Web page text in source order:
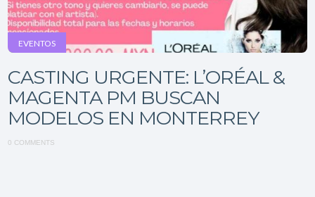
EVENTOS
CASTING URGENTE: L’ORÉAL &
MAGENTA PM BUSCAN
MODELOS EN MONTERREY
0 COMMENTS